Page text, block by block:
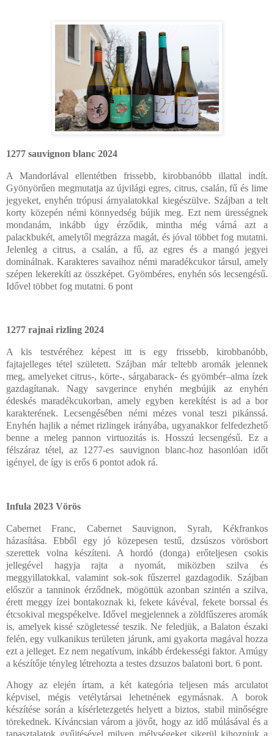
1277 sauvignon blanc 2024
A Mandorlával ellentétben frissebb, kirobbanóbb illattal indít.
Gyönyörűen megmutatja az újvilági egres, citrus, csalán, fű és lime
jegyeket, enyhén trópusi árnyalatokkal kiegészülve. Szájban a telt
korty közepén némi könnyedség bújik meg. Ezt nem ürességnek
mondanám, inkább úgy érződik, mintha még várná azt a
palackbukét, amelytől megrázza magát, és jóval többet fog mutatni.
Jelenleg a citrus, a csalán, a fű, az egres és a mangó jegyei
dominálnak. Karakteres savaihoz némi maradékcukor társul, amely
szépen lekerekíti az összképet. Gyömbéres, enyhén sós lecsengésű.
Idővel többet fog mutatni. 6 pont
1277 rajnai rizling 2024
A kis testvéréhez képest itt is egy frissebb, kirobbanóbb,
fajtajelleges tétel született. Szájban már teltebb aromák jelennek
meg, amelyeket citrus-, körte-, sárgabarack- és gyömbér–alma ízek
gazdagítanak. Nagy savgerince enyhén megbújik az enyhén
édeskés maradékcukorban, amely egyben kerekítést is ad a bor
karakterének. Lecsengésében némi mézes vonal teszi pikánssá.
Enyhén hajlik a német rizlingek irányába, ugyanakkor felfedezhető
benne a meleg pannon virtuozitás is. Hosszú lecsengésű. Ez a
félszáraz tétel, az 1277-es sauvignon blanc-hoz hasonlóan időt
igényel, de így is erős 6 pontot adok rá.
Infula 2023 Vörös
Cabernet Franc, Cabernet Sauvignon, Syrah, Kékfrankos
házasítása. Ebből egy jó közepesen testű, dzsúszos vörösbort
szerettek volna készíteni. A hordó (donga) erőteljesen csokis
jellegével hagyja rajta a nyomát, miközben szilva és
meggyillatokkal, valamint sok-sok fűszerrel gazdagodik. Szájban
először a tanninok érződnek, mögöttük azonban szintén a szilva,
érett meggy ízei bontakoznak ki, fekete kávéval, fekete borssal és
étcsokival megspékelve. Idővel megjelennek a zöldfűszeres aromák
is, amelyek kissé szögletessé teszik. Ne feledjük, a Balaton északi
felén, egy vulkanikus területen járunk, ami gyakorta magával hozza
ezt a jelleget. Ez nem negatívum, inkább érdekességi faktor. Amúgy
a készítője tényleg létrehozta a testes dzsuzos balatoni bort. 6 pont.
Ahogy az elején írtam, a két kategória teljesen más arculatot
képvisel, mégis vetélytársai lehetnének egymásnak. A borok
készítése során a kísérletezgetés helyett a biztos, stabil minőségre
törekednek. Kíváncsian várom a jövőt, hogy az idő múlásával és a